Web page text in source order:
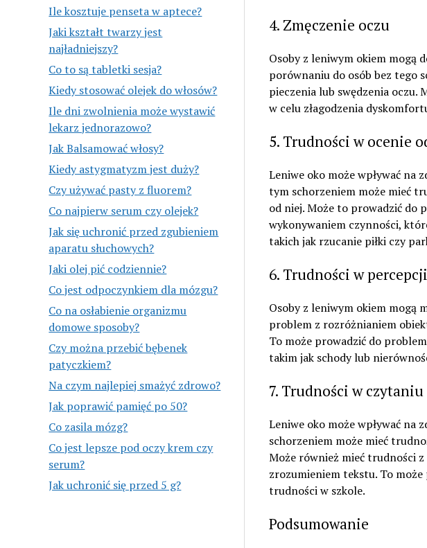
Ile kosztuje penseta w aptece?
Jaki kształt twarzy jest
najładniejszy?
Co to są tabletki sesja?
Kiedy stosować olejek do włosów?
Ile dni zwolnienia może wystawić
lekarz jednorazowo?
Jak Balsamować włosy?
Kiedy astygmatyzm jest duży?
Czy używać pasty z fluorem?
Co najpierw serum czy olejek?
Jak się uchronić przed zgubieniem
aparatu słuchowych?
Jaki olej pić codziennie?
Co jest odpoczynkiem dla mózgu?
Co na osłabienie organizmu
domowe sposoby?
Czy można przebić bębenek
patyczkiem?
Na czym najlepiej smażyć zdrowo?
Jak poprawić pamięć po 50?
Co zasila mózg?
Co jest lepsze pod oczy krem czy
serum?
Jak uchronić się przed 5 g?
4. Zmęczenie oczu
Osoby z leniwym okiem mogą
porównaniu do osób bez tego
pieczenia lub swędzenia oczu.
w celu złagodzenia
5. Trudności w ocenie
Leniwe oko może wpływać na
tym schorzeniem może mieć
od niej. Może to prowadzić do
wykonywaniem czynności,
takich jak rzucanie piłki czy
6. Trudności w
Osoby z leniwym okiem mogą
problem z rozróżnianiem
To może prowadzić do
takim jak schody lub
7. Trudności w czytaniu
Leniwe oko może wpływać na
schorzeniem może mieć
Może również mieć trudności
zrozumieniem tekstu. To
trudności w szkole.
Podsumowanie